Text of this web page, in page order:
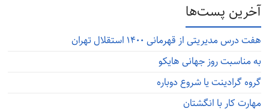
آخرین پست‌ها
هفت درس مدیریتی از قهرمانی ۱۴۰۰ استقلال تهران
به مناسبت روز جهانی هایکو
گروه گرادینت یا شروع دوباره
مهارت کار با انگشتان